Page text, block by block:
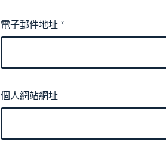
電子郵件地址*
個人網站網址